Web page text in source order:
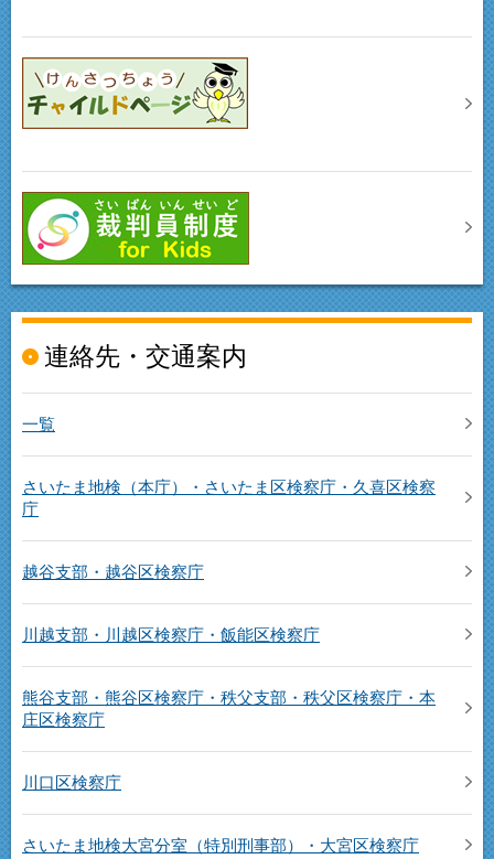
連絡先・交通案内
一覧
さいたま地検（本庁）・さいたま区検察庁・久喜区検察
庁
越谷支部・越谷区検察庁
川越支部・川越区検察庁・飯能区検察庁
熊谷支部・熊谷区検察庁・秩父支部・秩父区検察庁・本
庄区検察庁
川口区検察庁
さいたま地検大宮分室（特別刑事部）・大宮区検察庁